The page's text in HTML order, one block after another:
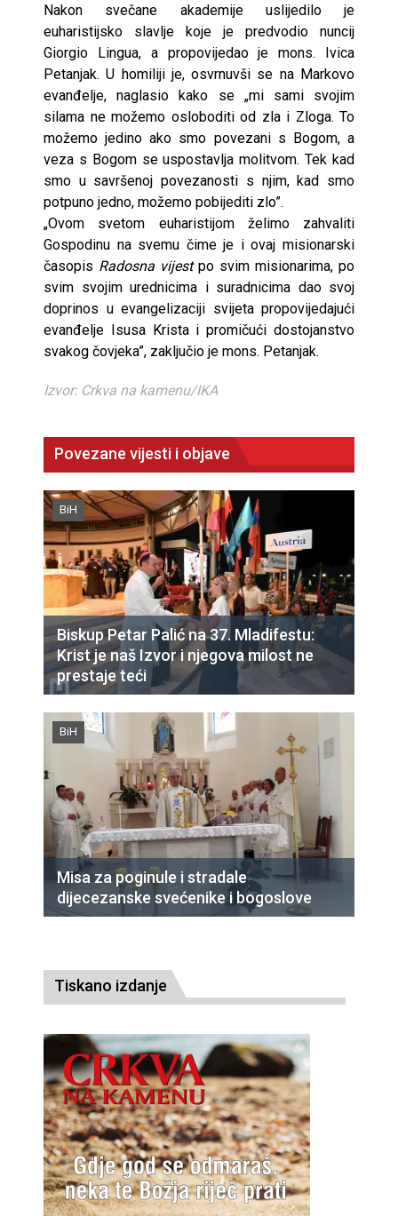
Nakon svečane akademije uslijedilo je
euharistijsko slavlje koje je predvodio nuncij
Giorgio Lingua, a propovijedao je mons. Ivica
Petanjak. U homiliji je, osvrnuvši se na Markovo
evanđelje, naglasio kako se „mi sami svojim
silama ne možemo osloboditi od zla i Zloga. To
možemo jedino ako smo povezani s Bogom, a
veza s Bogom se uspostavlja molitvom. Tek kad
smo u savršenoj povezanosti s njim, kad smo
potpuno jedno, možemo pobijediti zlo”.
„Ovom svetom euharistijom želimo zahvaliti
Gospodinu na svemu čime je i ovaj misionarski
časopis Radosna vijestpo svim misionarima, po
svim svojim urednicima i suradnicima dao svoj
doprinos u evangelizaciji svijeta propovijedajući
evanđelje Isusa Krista i promičući dostojanstvo
svakog čovjeka”, zaključio je mons. Petanjak.
Izvor: Crkva na kamenu/IKA
Povezane vijesti i objave
BiH
Biskup Petar Palić na 37. Mladifestu:
Krist je naš Izvor i njegova milost ne
prestaje teći
BiH
Misa za poginule i stradale
dijecezanske svećenike i bogoslove
Tiskano izdanje